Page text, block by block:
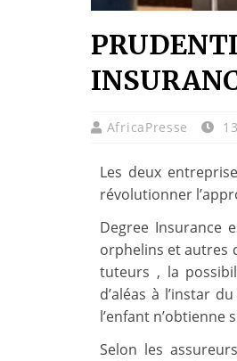
AfricaPresse
Les deux
révolutionner
Degree Insurance
orphelins et autres
tuteurs , la
d’aléas à l’instar
l’enfant
Selon les